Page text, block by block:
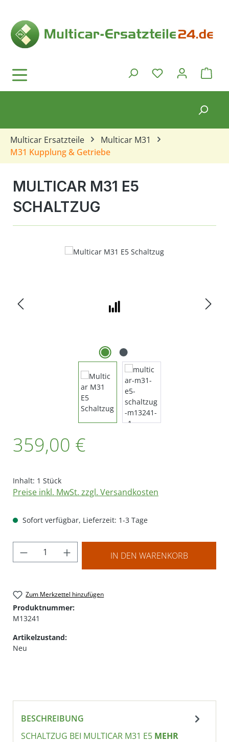
Du hast 0
Multicar Ersatzteile
Multicar M31
M31 Kupplung & Getriebe
MULTICAR M31 E5
SCHALTZUG
Bildergalerie überspringen
359,00 €
Inhalt: 1 Stück
Preise inkl. MwSt. zzgl. Versandkosten
Sofort verfügbar, Lieferzeit: 1-3 Tage
Produkt Anzahl: Gib den gewünschten
IN DEN WARENKORB
Zum Merkzettel hinzufügen
Produktnummer:
M13241
Artikelzustand:
Neu
BESCHREIBUNG
SCHALTZUG BEI MULTICAR M31 E5 MEHR